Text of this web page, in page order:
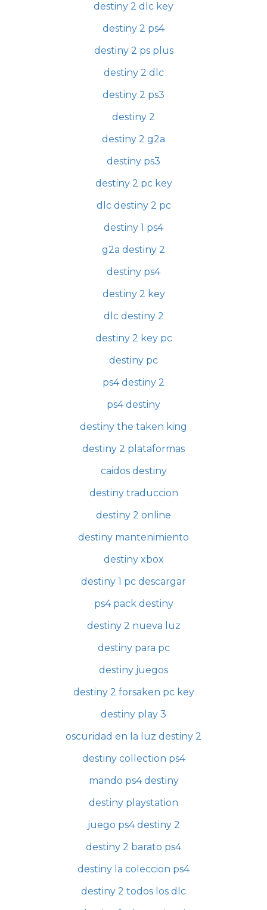
destiny 2 dlc key
destiny 2 ps4
destiny 2 ps plus
destiny 2 dlc
destiny 2 ps3
destiny 2
destiny 2 g2a
destiny ps3
destiny 2 pc key
dlc destiny 2 pc
destiny 1 ps4
g2a destiny 2
destiny ps4
destiny 2 key
dlc destiny 2
destiny 2 key pc
destiny pc
ps4 destiny 2
ps4 destiny
destiny the taken king
destiny 2 plataformas
caidos destiny
destiny traduccion
destiny 2 online
destiny mantenimiento
destiny xbox
destiny 1 pc descargar
ps4 pack destiny
destiny 2 nueva luz
destiny para pc
destiny juegos
destiny 2 forsaken pc key
destiny play 3
oscuridad en la luz destiny 2
destiny collection ps4
mando ps4 destiny
destiny playstation
juego ps4 destiny 2
destiny 2 barato ps4
destiny la coleccion ps4
destiny 2 todos los dlc